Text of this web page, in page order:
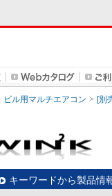
ビル用マルチエアコン [別
キーワードから製品情